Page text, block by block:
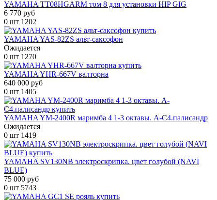
YAMAHA TT08HGARM том 8 для установки HIP GIG
6 770 руб
0 шт 1202
YAMAHA YAS-82ZS альт-саксофон
Ожидается
0 шт 1270
YAMAHA YHR-667V валторна
640 000 руб
0 шт 1405
YAMAHA YM-2400R маримба 4 1-3 октавы. A-C4.палисандр
Ожидается
0 шт 1419
YAMAHA SV130NB электроскрипка. цвет голубой (NAVI
BLUE)
75 000 руб
0 шт 5743